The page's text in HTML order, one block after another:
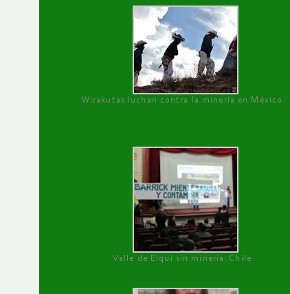
Wirakutas luchan contra la minería en México
Valle de Elqui sin minería. Chile